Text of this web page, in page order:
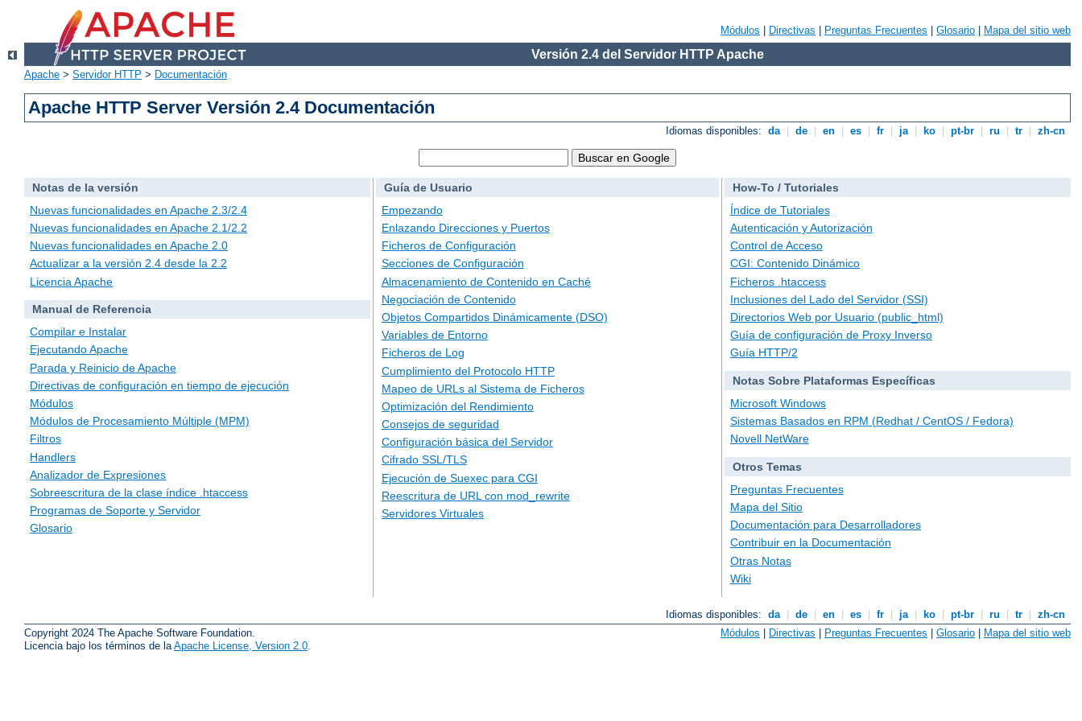
Módulos Directivas Preguntas Frecuentes Glosario Mapa del sitio web
Versión 2.4 del Servidor HTTP Apache
Apache > Servidor HTTP > Documentación
Apache HTTP Server Versión 2.4 Documentación
Idiomas disponibles: da de en es fr ja ko pt-br ru tr zh-cn
Notas de la versión
Nuevas funcionalidades en Apache 2.3/2.4
Nuevas funcionalidades en Apache 2.1/2.2
Nuevas funcionalidades en Apache 2.0
Actualizar a la versión 2.4 desde la 2.2
Licencia Apache
Manual de Referencia
Compilar e Instalar
Ejecutando Apache
Parada y Reinicio de Apache
Directivas de configuración en tiempo de ejecución
Módulos
Módulos de Procesamiento Múltiple (MPM)
Filtros
Handlers
Analizador de Expresiones
Sobreescritura de la clase índice .htaccess
Programas de Soporte y Servidor
Glosario
Guía de Usuario
Empezando
Enlazando Direcciones y Puertos
Ficheros de Configuración
Secciones de Configuración
Almacenamiento de Contenido en Caché
Negociación de Contenido
Objetos Compartidos Dinámicamente (DSO)
Variables de Entorno
Ficheros de Log
Cumplimiento del Protocolo HTTP
Mapeo de URLs al Sistema de Ficheros
Optimización del Rendimiento
Consejos de seguridad
Configuración básica del Servidor
Cifrado SSL/TLS
Ejecución de Suexec para CGI
Reescritura de URL con mod_rewrite
Servidores Virtuales
How-To / Tutoriales
Índice de Tutoriales
Autenticación y Autorización
Control de Acceso
CGI: Contenido Dinámico
Ficheros .htaccess
Inclusiones del Lado del Servidor (SSI)
Directorios Web por Usuario (public_html)
Guía de configuración de Proxy Inverso
Guía HTTP/2
Notas Sobre Plataformas Específicas
Microsoft Windows
Sistemas Basados en RPM (Redhat / CentOS / Fedora)
Novell NetWare
Otros Temas
Preguntas Frecuentes
Mapa del Sitio
Documentación para Desarrolladores
Contribuir en la Documentación
Otras Notas
Wiki
Idiomas disponibles: da de en es fr ja ko pt-br ru tr
zh-cn
Copyright 2024 The Apache Software Foundation.
Licencia bajo los términos de la Apache License, Version 2.0
Módulos | Directivas | Preguntas Frecuentes | Glosario | Mapa del sitio web